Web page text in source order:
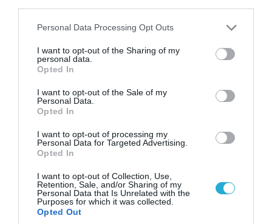
Please note that this website/app uses one or more Google
not limited to your visit or usage behaviour. You may click to
grant or deny consent to Google and its third-party tags to
use your data for below specified purposes in below Google
consent section.
Personal Data Processing Opt Outs
I want to opt-out of the Sharing of my
personal data.
Opted In
I want to opt-out of the Sale of my
Personal Data.
Opted In
I want to opt-out of processing my
Personal Data for Targeted Advertising.
Opted In
I want to opt-out of Collection, Use,
Retention, Sale, and/or Sharing of my
Personal Data that Is Unrelated with the
Purposes for which it was collected.
Opted Out
06.08.2026 | 17:02
ξένων εθελοντών που πολεμούν για το Κίεβο